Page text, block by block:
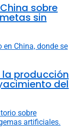
sobre
sin
producción
del